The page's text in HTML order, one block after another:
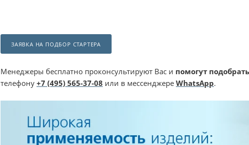
ЗАЯВКА НА ПОДБОР СТАРТЕРА
Менеджеры бесплатно проконсультируют Вас и помогут подобрать
телефону +7 (495) 565-37-08 или в мессенджере WhatsApp.